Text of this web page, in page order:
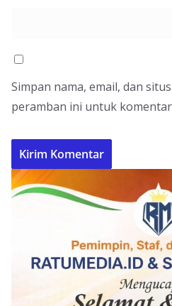
Simpan nama, email, dan
peramban ini untuk